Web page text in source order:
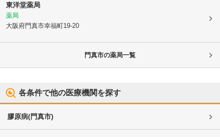
東洋堂薬局
薬局
大阪府門真市幸福町19-20
門真市の薬局一覧
各条件で他の医療機関を探す
膠原病(門真市)